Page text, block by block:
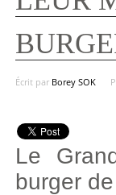
Écrit par Borey SOK
Le
burger